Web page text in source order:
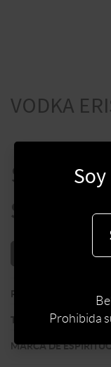
VODKA
$
$
PAIS
TIPO DE
MARCA DE
Prohibida